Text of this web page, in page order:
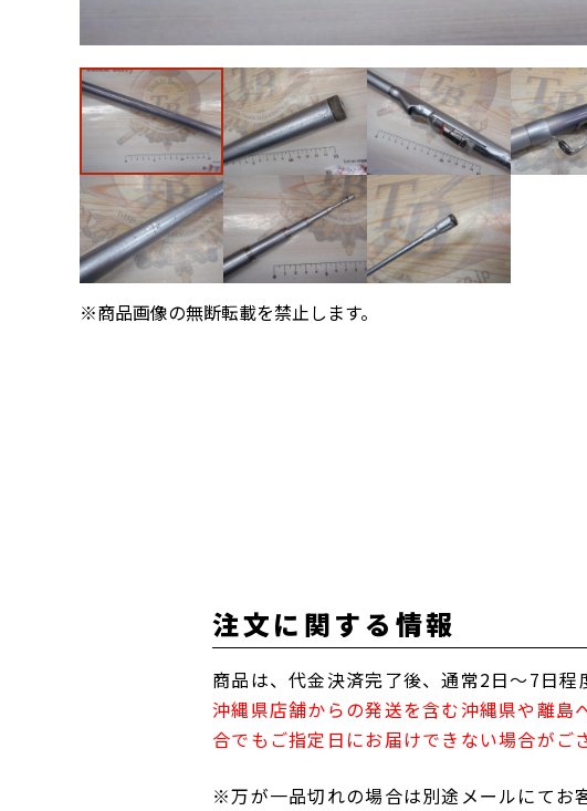
※商品画像の無断転載を禁止します。
注文に関する情報
商品は、代金決済完了後、通常2日～7日程
沖縄県店舗からの発送を含む沖縄県や離
合でもご指定日にお届けできない場合がご
※万が一品切れの場合は別途メールにてお